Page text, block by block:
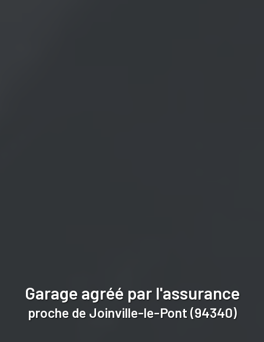
Garage agréé par l'assurance
proche de Joinville-le-Pont (94340)